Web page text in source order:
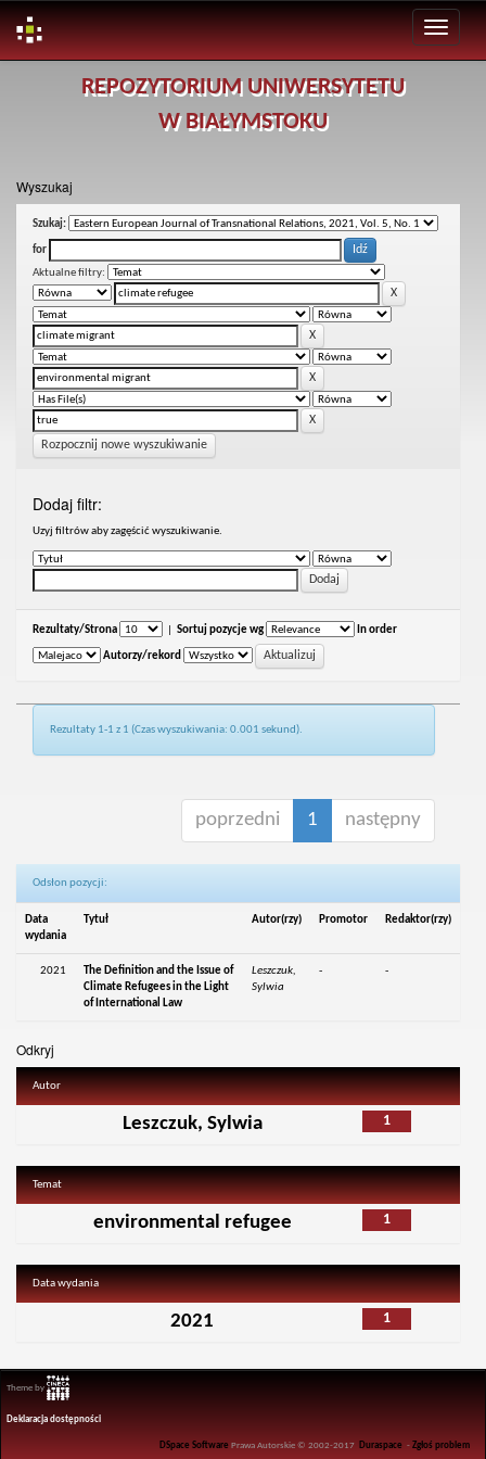
REPOZYTORIUM UNIWERSYTETU
W BIAŁYMSTOKU
Wyszukaj
Szukaj:
for
Aktualne filtry:
Rozpocznij nowe wyszukiwanie
Dodaj filtr:
Uzyj filtrów aby zagęścić wyszukiwanie.
Rezultaty/Strona Sortuj pozycje wg In order
Autorzy/rekord
Rezultaty 1-1 z 1 (Czas wyszukiwania: 0.001 sekund).
poprzedni 1 następny
Odsłon pozycji:
Data
wydania
Tytuł Autor(rzy) Promotor Redaktor(rzy)
2021
The Definition and the Issue of
Climate Refugees in the Light
of International Law
Leszczuk,
Sylwia
- -
Odkryj
Autor
1
Leszczuk, Sylwia
Temat
1
environmental refugee
Data wydania
1
2021
Theme by
Deklaracja dostępności
DSpace Software Prawa Autorskie © 2002-2017 Duraspace -Zgłoś problem